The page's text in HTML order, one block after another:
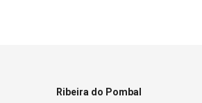
Ribeira do Pombal